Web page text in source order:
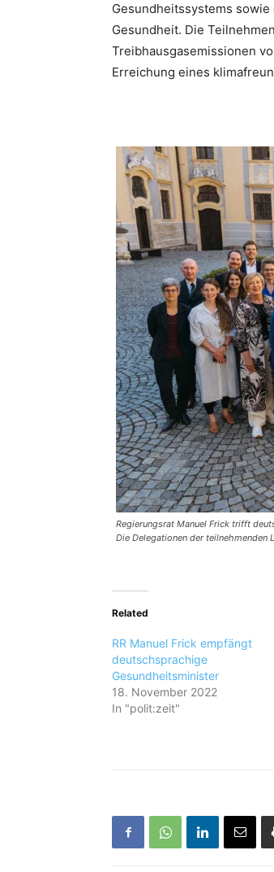
Gesundheitssystems
Gesundheit. Die
Treibhausgasemissionen
Erreichung eines
Regierungsrat Manuel Frick trifft
Die Delegationen der
Related
RR Manuel Frick empfängt
deutschsprachige
Gesundheitsminister
18. November 2022
In "polit:zeit"